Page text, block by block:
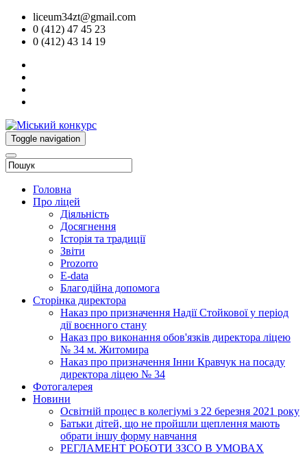
liceum34zt@gmail.com
0 (412) 47 45 23
0 (412) 43 14 19
Toggle navigation
Головна
Про ліцей
Діяльність
Досягнення
Історія та традиції
Звіти
Prozorro
E-data
Благодійна допомога
Сторінка директора
Наказ про призначення Надії Стойкової у період
дії воєнного стану
Наказ про виконання обов'язків директора ліцею
№ 34 м. Житомира
Наказ про призначення Інни Кравчук на посаду
директора ліцею № 34
Фотогалерея
Новини
Освітній процес в колегіумі з 22 березня 2021 року
Батьки дітей, що не пройшли щеплення мають
обрати іншу форму навчання
РЕГЛАМЕНТ РОБОТИ ЗЗСО В УМОВАХ